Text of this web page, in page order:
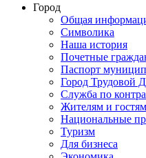
Город
Общая
Символика
Наша история
Почетные
Паспорт
Город Трудовой
Служба по
Жителям и
Национальные
Туризм
Для бизнеса